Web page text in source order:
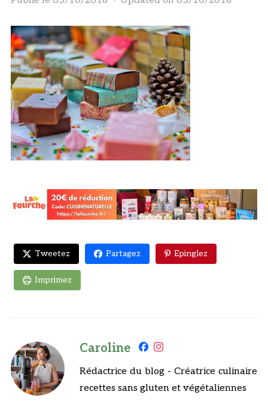
Tweetez Partagez Epinglez
Imprimez
Caroline
Rédactrice du blog - Créatrice culinaire
recettes sans gluten et végétaliennes